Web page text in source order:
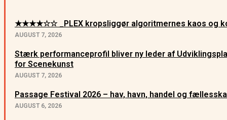
★★★★☆☆ _PLEX kropsliggør algoritmernes kaos og
AUGUST 7, 2026
Stærk performanceprofil bliver ny leder af
for Scenekunst
AUGUST 7, 2026
Passage Festival 2026 – hav, havn, handel og
AUGUST 6, 2026